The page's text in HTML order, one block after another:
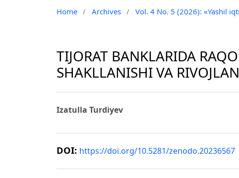
Home / Archives / Vol. 4 No. 5 (2026): «Yashil
TIJORAT BANKLARIDA
SHAKLLANISHI VA
Izatulla Turdiyev
DOI: https://doi.org/10.5281/zenodo.20236567